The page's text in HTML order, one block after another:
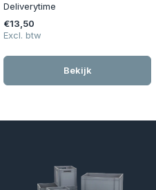
Deliverytime
€13,50
Excl. btw
Bekijk